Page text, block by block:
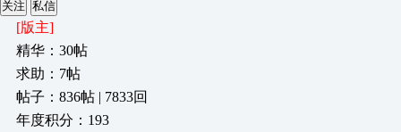
关注 私信
[版主]
精华：30帖
求助：7帖
帖子：836帖 | 7833回
年度积分：193